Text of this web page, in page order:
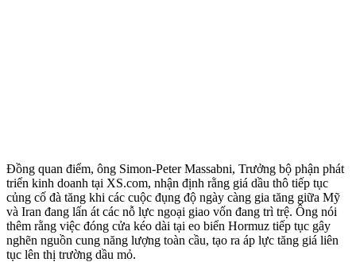
Đồng quan điểm, ông Simon-Peter Massabni, Trưởng bộ phận phát
triển kinh doanh tại XS.com, nhận định rằng giá dầu thô tiếp tục
củng cố đà tăng khi các cuộc đụng độ ngày càng gia tăng giữa Mỹ
và Iran đang lấn át các nỗ lực ngoại giao vốn đang trì trệ. Ông nói
thêm rằng việc đóng cửa kéo dài tại eo biển Hormuz tiếp tục gây
nghẽn nguồn cung năng lượng toàn cầu, tạo ra áp lực tăng giá liên
tục lên thị trường dầu mỏ.